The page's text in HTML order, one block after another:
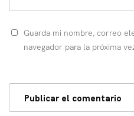
Guarda mi nombre, correo
navegador para la próxima